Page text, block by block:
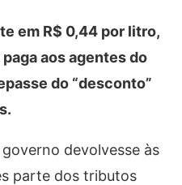
em R$ 0,44 por litro,
aos agentes do
do “desconto”
devolvesse às
parte dos tributos